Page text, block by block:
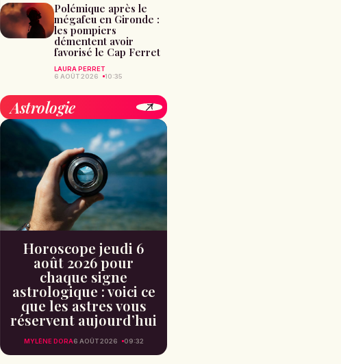
Polémique après le
mégafeu en Gironde :
les pompiers
démentent avoir
favorisé le Cap Ferret
LAURA PERRET
6 AOÛT 2026
10:35
Astrologie
Horoscope jeudi 6
août 2026 pour
chaque signe
astrologique : voici ce
que les astres vous
réservent aujourd’hui
MYLÈNE DORA6 AOÛT 2026 09:32